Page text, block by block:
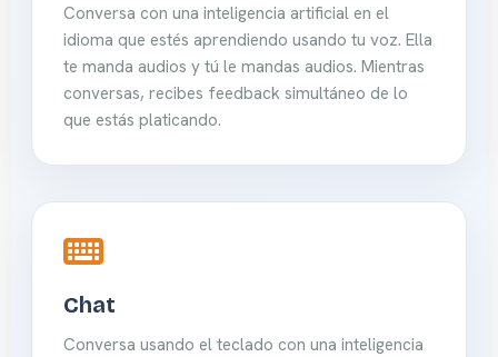
Conversa con una inteligencia artificial en el
idioma que estés aprendiendo usando tu voz. Ella
te manda audios y tú le mandas audios. Mientras
conversas, recibes feedback simultáneo de lo
que estás platicando.
Chat
Conversa usando el teclado con una inteligencia